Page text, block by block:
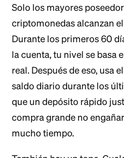
Solo los mayores
criptomonedas alcanzan
Durante los primeros 60
la cuenta, tu nivel se basa
real. Después de eso, usa
saldo diario durante los
que un depósito rápido
compra grande no
mucho tiempo.